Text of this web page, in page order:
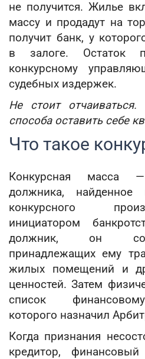
Готовые фирмы по
Готовые фирмы ЖКХ
Бухгалтерские компании
Проектные компании
Туристические фирмы
Торговые компании
Страховые компании
не получится. Жилье
массу и продадут на
получит банк, у
в залоге. Остаток
конкурсному
судебных издержек.
Не стоит
способа оставить себе
Что такое
Конкурсная масса
должника,
конкурсного
инициатором
должник, он
принадлежащих ему
жилых помещений и
ценностей. Затем
список
которого назначил
Когда признания
кредитор,